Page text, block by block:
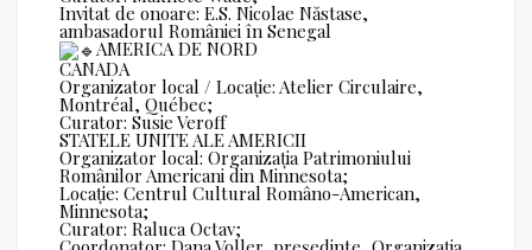
Invitat de onoare: E.S. Nicolae Năstase,
ambasadorul României în Senegal
AMERICA DE NORD
CANADA
Organizator local / Locație: Atelier Circulaire,
Montréal, Québec;
Curator: Susie Veroff
STATELE UNITE ALE AMERICII
Organizator local: Organizația Patrimoniului
Românilor Americani din Minnesota;
Locație: Centrul Cultural Româno-American,
Minnesota;
Curator: Raluca Octav;